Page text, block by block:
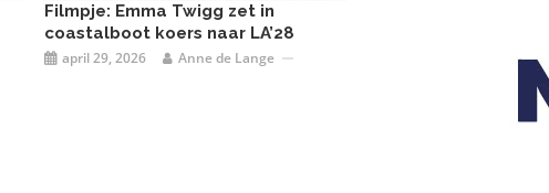
Filmpje: Emma Twigg zet in
coastalboot koers naar LA’28
april 29, 2026 Anne de Lange